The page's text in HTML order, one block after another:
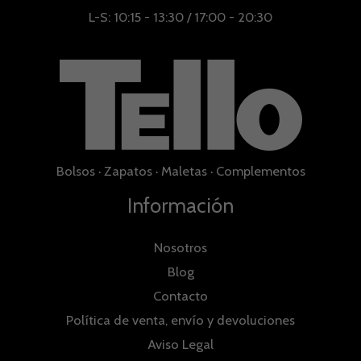
L-S: 10:15 - 13:30 / 17:00 - 20:30
Bolsos· Zapatos· Maletas· Complementos
Información
Nosotros
Blog
Contacto
Política de venta, envío y devoluciones
Aviso Legal